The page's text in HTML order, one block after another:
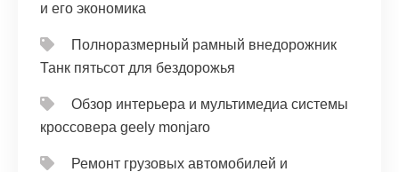
и его экономика
Полноразмерный рамный внедорожник
Танк пятьсот для бездорожья
Обзор интерьера и мультимедиа системы
кроссовера geely monjaro
Ремонт грузовых автомобилей и